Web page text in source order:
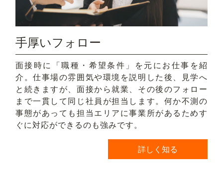
手厚いフォロー
面接時に「職種・希望条件」を元にお仕事を紹
介。仕事場の雰囲気や環境を説明した後、見学へ
と続きますが、面接から就業、その後のフォロー
まで一貫して同じ社員が担当します。何か不測の
事態があっても担当エリアに事業所があるためす
ぐに対応ができるのも強みです。
詳しく知る